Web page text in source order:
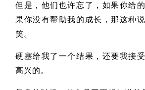
但是，他们也许忘了，如果你给
果你没有帮助我的成长，那这种
笑。
硬塞给我了一个结果，还要我接
高兴的。